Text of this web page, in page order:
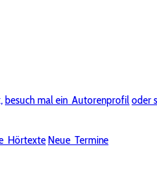
besuch mal ein Autorenprofiloder
Hörtexte Neue Termine